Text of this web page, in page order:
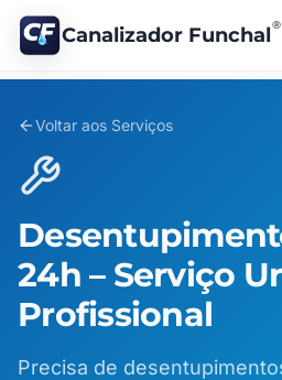
Canalizador Funchal®
Voltar aos Serviços
24h – Serviço
Profissional
Precisa de